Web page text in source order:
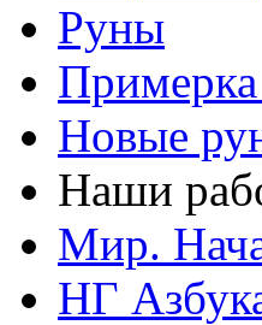
Руны
Новые
Наши
Мир.
НГ